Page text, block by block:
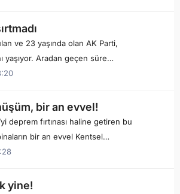
ve 23 yaşında olan AK Parti,
yaşıyor. Aradan geçen süre…
bir an evvel!
deprem fırtınası haline getiren bu
bir an evvel Kentsel…
yine!